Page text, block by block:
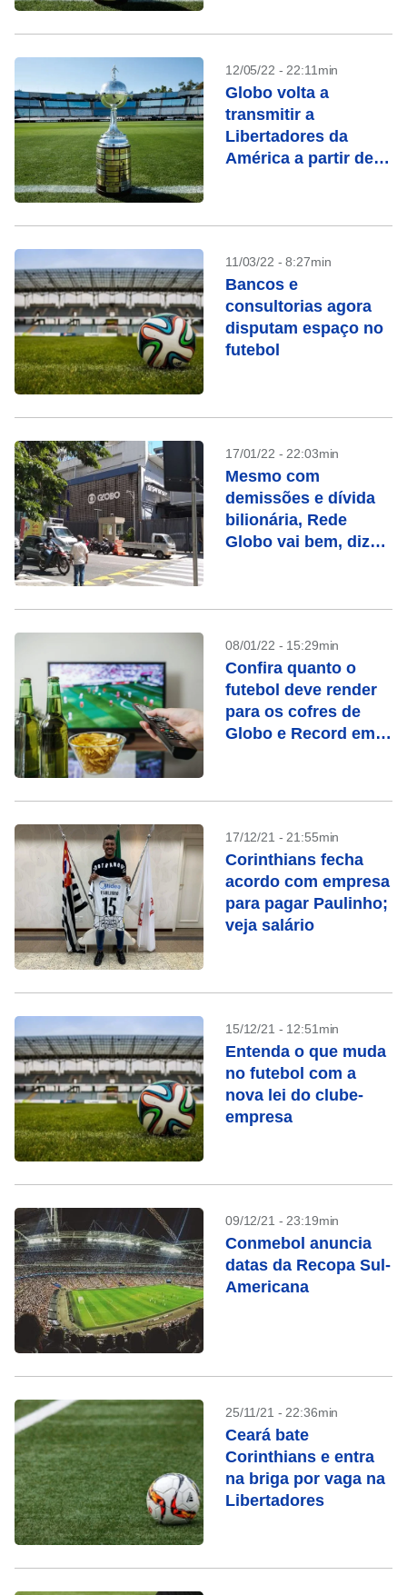
12/05/22 - 22:11min
Globo volta a
transmitir a
Libertadores da
América a partir de
11/03/22 - 8:27min
Bancos e
consultorias agora
disputam espaço no
futebol
17/01/22 - 22:03min
Mesmo com
demissões e dívida
bilionária, Rede
Globo vai bem, diz
08/01/22 - 15:29min
Confira quanto o
futebol deve render
para os cofres de
Globo e Record em
17/12/21 - 21:55min
Corinthians fecha
acordo com empresa
para pagar Paulinho;
veja salário
15/12/21 - 12:51min
Entenda o que muda
no futebol com a
nova lei do clube-
empresa
09/12/21 - 23:19min
Conmebol anuncia
datas da Recopa Sul-
Americana
25/11/21 - 22:36min
Ceará bate
Corinthians e entra
na briga por vaga na
Libertadores